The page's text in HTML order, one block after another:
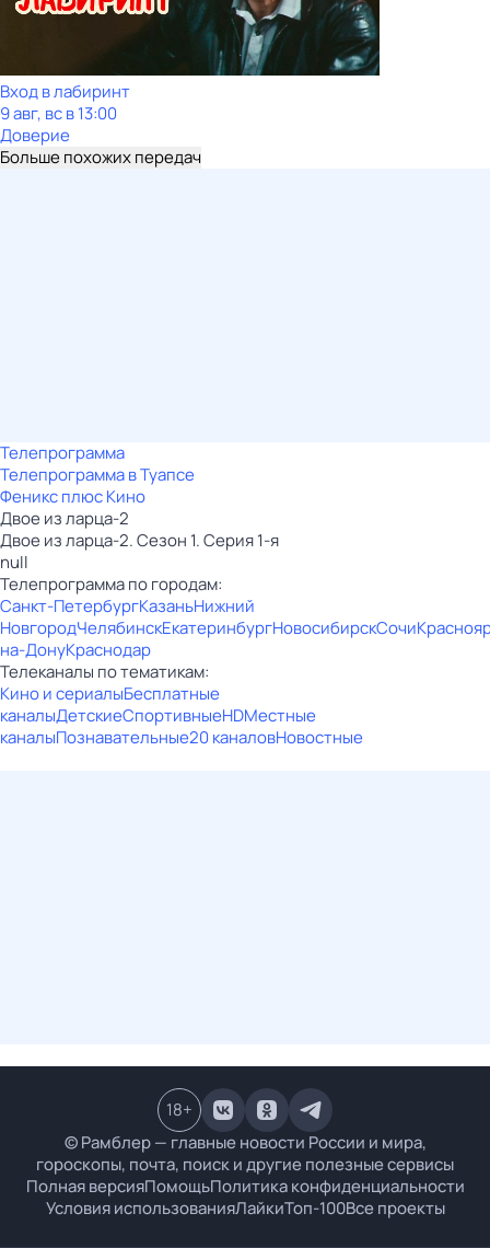
Вход в лабиринт
9 авг, вс в 13:00
Доверие
Больше похожих передач
Телепрограмма
Телепрограмма в Туапсе
Феникс плюс Кино
Двое из ларца-2
Двое из ларца-2. Сезон 1. Серия 1-я
null
Телепрограмма по городам:
Санкт-ПетербургКазаньНижний
НовгородЧелябинскЕкатеринбургНовосибирскСочи
на-ДонуКраснодар
Телеканалы по тематикам:
Кино и сериалыБесплатные
каналыДетскиеСпортивныеHDМестные
каналыПознавательные20 каналовНовостные
© Рамблер — главные новости России и мира,
гороскопы, почта, поиск и другие полезные сервисы
Полная версияПомощьПолитика конфиденциальности
Условия использованияЛайкиТоп-100Все проекты
18+